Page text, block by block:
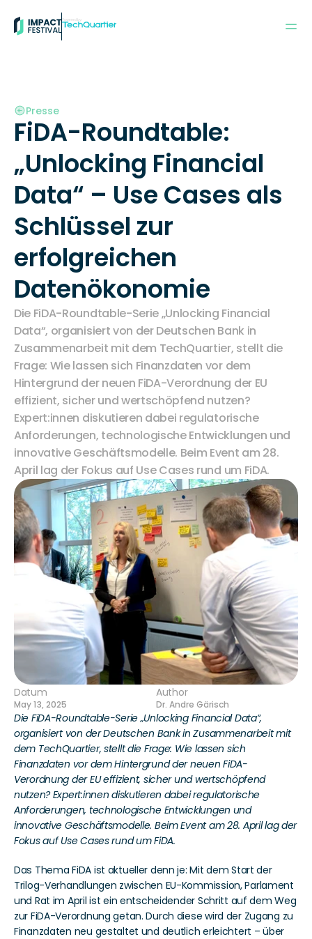
Powered by:
Presse
FiDA-Roundtable:
„Unlocking Financial
Data“ – Use Cases als
Schlüssel zur
erfolgreichen
Datenökonomie
Die FiDA-Roundtable-Serie „Unlocking Financial
Data“, organisiert von der Deutschen Bank in
Zusammenarbeit mit dem TechQuartier, stellt die
Frage: Wie lassen sich Finanzdaten vor dem
Hintergrund der neuen FiDA-Verordnung der EU
effizient, sicher und wertschöpfend nutzen?
Expert:innen diskutieren dabei regulatorische
Anforderungen, technologische Entwicklungen und
innovative Geschäftsmodelle. Beim Event am 28.
April lag der Fokus auf Use Cases rund um FiDA.
Datum
May 13, 2025
Author
Dr. Andre Gärisch
Die FiDA-Roundtable-Serie „Unlocking Financial Data“,
organisiert von der Deutschen Bank in Zusammenarbeit mit
dem TechQuartier, stellt die Frage: Wie lassen sich
Finanzdaten vor dem Hintergrund der neuen FiDA-
Verordnung der EU effizient, sicher und wertschöpfend
nutzen? Expert:innen diskutieren dabei regulatorische
Anforderungen, technologische Entwicklungen und
innovative Geschäftsmodelle. Beim Event am 28. April lag der
Fokus auf Use Cases rund um FiDA.
Das Thema FiDA ist aktueller denn je: Mit dem Start der
Trilog-Verhandlungen zwischen EU-Kommission, Parlament
und Rat im April ist ein entscheidender Schritt auf dem Weg
zur FiDA-Verordnung getan. Durch diese wird der Zugang zu
Finanzdaten neu gestaltet und deutlich erleichtert – über